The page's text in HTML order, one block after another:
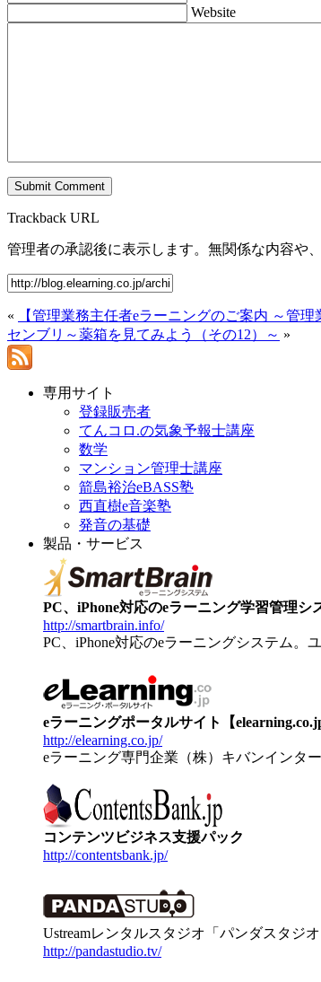
Website
Trackback URL
管理者の承認後に表示します。無関係な内容や
«
【管理業務主任者eラーニングのご案内 ～管
センブリ～薬箱を見てみよう（その12）～ »
専用サイト
登録販売者
てんコロ.の気象予報士講座
数学
マンション管理士講座
箭島裕治eBASS塾
西直樹e音楽塾
発音の基礎
製品・サービス
PC、iPhone対応のeラーニング学習管理シ
http://smartbrain.info/
PC、iPhone対応のeラーニングシステム。
eラーニングポータルサイト【elearning.co.jp
http://elearning.co.jp/
eラーニング専門企業（株）キバンインタ
コンテンツビジネス支援パック
http://contentsbank.jp/
Ustreamレンタルスタジオ「パンダスタジオ
http://pandastudio.tv/